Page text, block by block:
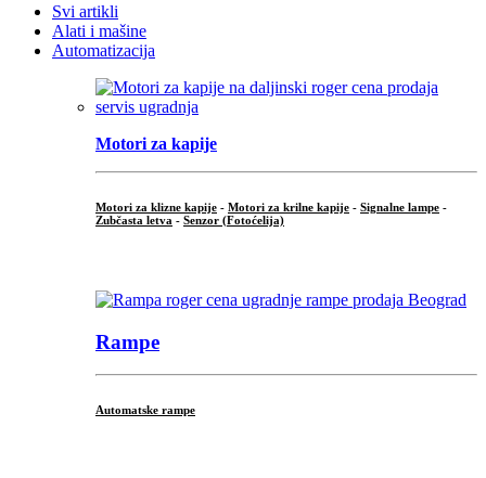
Svi artikli
Alati i mašine
Automatizacija
Motori za kapije
Motori za klizne kapije - Motori za krilne kapije - Signalne lampe -
Zubčasta letva - Senzor (Fotoćelija)
Rampe
Automatske rampe